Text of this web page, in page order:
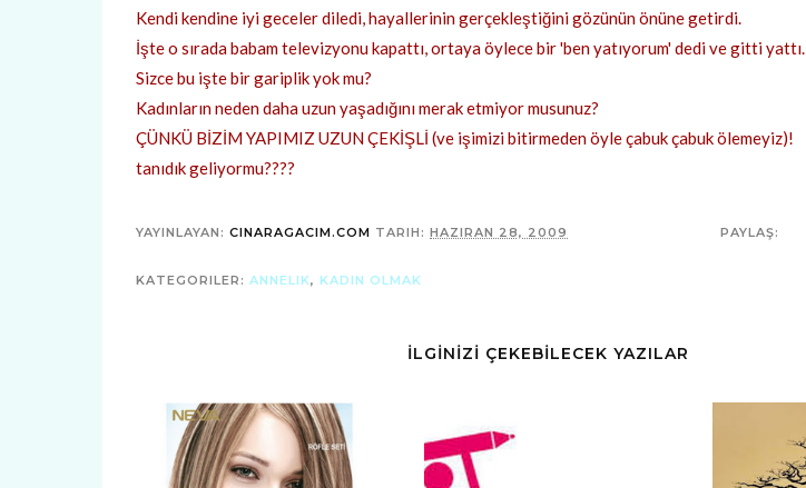
Kendi kendine iyi geceler diledi, hayallerinin gerçekleştiğini gözünün önüne getirdi.
İşte o sırada babam televizyonu kapattı, ortaya öylece bir 'ben yatıyorum' dedi ve gitti yattı.
Sizce bu işte bir gariplik yok mu?
Kadınların neden daha uzun yaşadığını merak etmiyor musunuz?
ÇÜNKÜ BİZİM YAPIMIZ UZUN ÇEKİŞLİ (ve işimizi bitirmeden öyle çabuk çabuk ölemeyiz)!
tanıdık geliyormu????
YAYINLAYAN: CINARAGACIM.COM TARIH: HAZIRAN 28, 2009 PAYLAŞ:
KATEGORILER: ANNELIK, KADIN OLMAK
İLGİNİZİ ÇEKEBİLECEK YAZILAR